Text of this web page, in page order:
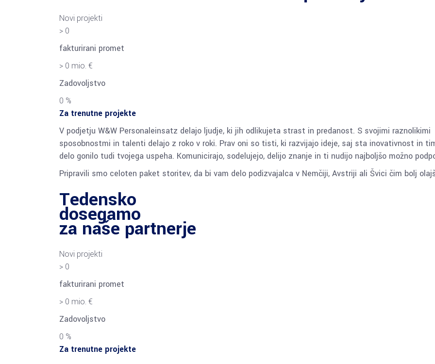
Novi projekti
> 0
fakturirani promet
> 0 mio. €
Zadovoljstvo
0 %
Za trenutne projekte
V podjetju W&W Personaleinsatz delajo ljudje, ki jih odlikujeta strast in predanost. S svojimi raznolikimi
sposobnostmi in talenti delajo z roko v roki. Prav oni so tisti, ki razvijajo ideje, saj sta inovativnost in
delo gonilo tudi tvojega uspeha. Komunicirajo, sodelujejo, delijo znanje in ti nudijo najboljšo možno
Pripravili smo celoten paket storitev, da bi vam delo podizvajalca v Nemčiji, Avstriji ali Švici čim bolj
Tedensko
dosegamo
za naše partnerje
Novi projekti
> 0
fakturirani promet
> 0 mio. €
Zadovoljstvo
0 %
Za trenutne projekte